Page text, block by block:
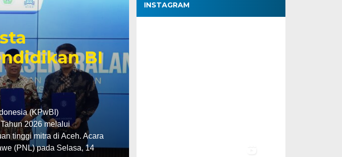
BI
(KPwBI)
2026 melalui
tinggi mitra di Aceh. Acara
(PNL) pada Selasa, 14
INSTAGRAM